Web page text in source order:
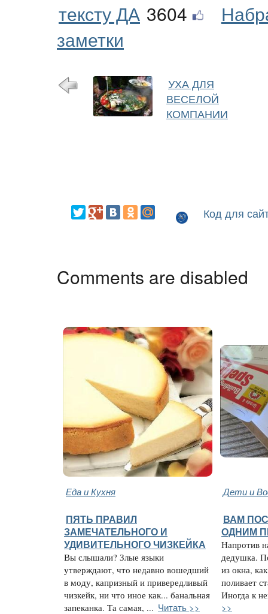
тексту ДА 3604
заметки
УХА ДЛЯ
ВЕСЕЛОЙ
КОМПАНИИ
Код для
Comments are disabled
Еда и Кухня Дети и
ПЯТЬ ПРАВИЛ
ЗАМЕЧАТЕЛЬНОГО И
УДИВИТЕЛЬНОГО ЧИЗКЕЙКА
Вы слышали? Злые языки
утверждают, что недавно вошедший
в моду, капризный и привередливый
чизкейк, ни что иное как... банальная
запеканка. Та самая, ... Читать >>
ВАМ
ОДНИМ
Напротив
дедушка.
из окна,
поливает
Иногда к
>>